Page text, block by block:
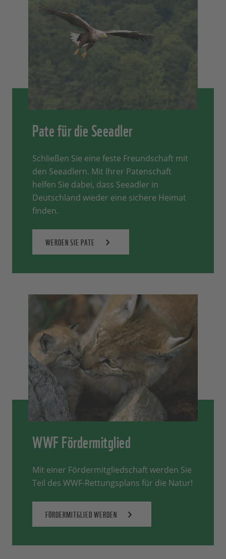
Pate für die Seeadler
Schließen Sie eine feste Freundschaft mit
den Seeadlern. Mit Ihrer Patenschaft
helfen Sie dabei, dass Seeadler in
Deutschland wieder eine sichere Heimat
finden.
WERDEN SIE PATE
WWF Fördermitglied
Mit einer Fördermitgliedschaft werden Sie
Teil des WWF-Rettungsplans für die Natur!
FÖRDERMITGLIED WERDEN